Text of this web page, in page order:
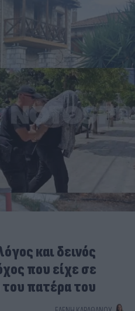
και δεινός
που είχε σε
πατέρα του